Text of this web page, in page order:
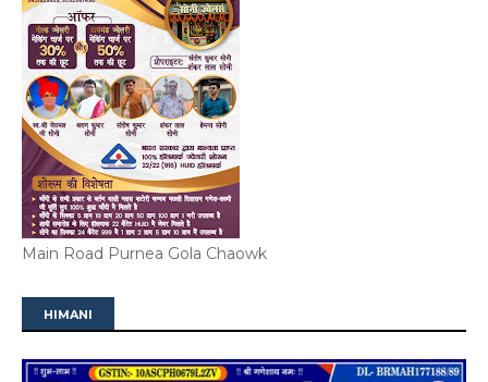
Main Road Purnea Gola Chaowk
HIMANI